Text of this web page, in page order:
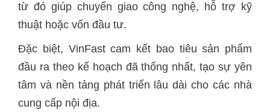
từ đó giúp chuyển giao công nghệ, hỗ trợ kỹ
thuật hoặc vốn đầu tư.
Đặc biệt, VinFast cam kết bao tiêu sản phẩm
đầu ra theo kế hoạch đã thống nhất, tạo sự yên
tâm và nền tảng phát triển lâu dài cho các nhà
cung cấp nội địa.